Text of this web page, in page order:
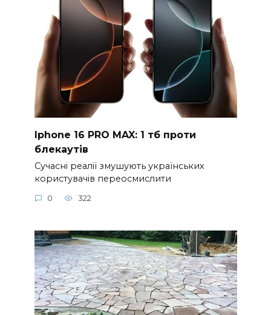
Iphone 16 PRO MAX: 1 тб проти
блекаутів
Сучасні реалії змушують українських
користувачів переосмислити
0 322